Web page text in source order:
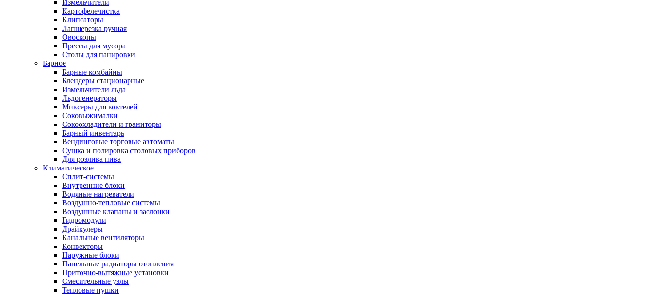
Измельчители
Картофелечистка
Клипсаторы
Лапшерезка ручная
Овоскопы
Прессы для мусора
Столы для панировки
Барное
Барные комбайны
Блендеры стационарные
Измельчители льда
Льдогенераторы
Миксеры для коктелей
Соковыжималки
Сокоохладители и граниторы
Барный инвентарь
Вендинговые торговые автоматы
Сушка и полировка столовых приборов
Для розлива пива
Климатическое
Сплит-системы
Внутренние блоки
Водяные нагреватели
Воздушно-тепловые системы
Воздушные клапаны и заслонки
Гидромодули
Драйкулеры
Канальные вентиляторы
Конвекторы
Наружные блоки
Панельные радиаторы отопления
Приточно-вытяжные установки
Смесительные узлы
Тепловые пушки